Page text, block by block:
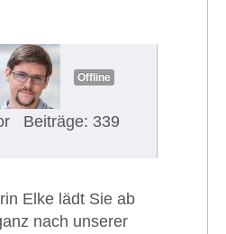
Offline
Beiträge: 339
Elke lädt Sie ab
nach unserer